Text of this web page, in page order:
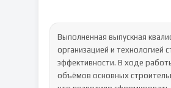
Выполненная выпускная
организацией и технологией
эффективности. В ходе
объёмов основных